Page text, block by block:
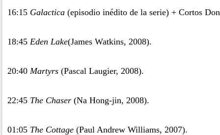
16:15 Galactica (episodio inédito de la serie) + Cortos
18:45 Eden Lake(James Watkins, 2008).
20:40 Martyrs (Pascal Laugier, 2008).
22:45 The Chaser (Na Hong-jin, 2008).
01:05 The Cottage (Paul Andrew Williams, 2007).